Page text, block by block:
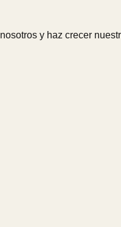
y haz crecer